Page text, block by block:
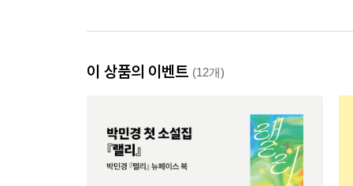
이 상품의 이벤트 (12개)